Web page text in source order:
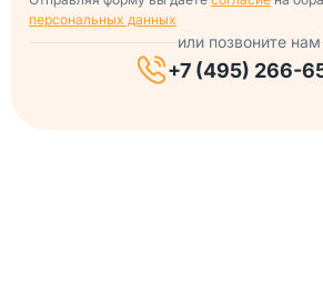
персональных данных
или позвоните нам
+7 (495) 266-